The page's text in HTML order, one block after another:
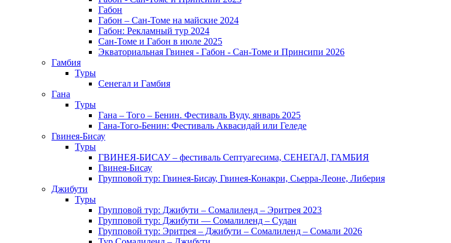
Габон
Габон – Сан-Томе на майские 2024
Габон: Рекламный тур 2024
Сан-Томе и Габон в июле 2025
Экваториальная Гвинея - Габон - Сан-Томе и Принсипи 2026
Гамбия
Туры
Сенегал и Гамбия
Гана
Туры
Гана – Того – Бенин. Фестиваль Вуду, январь 2025
Гана-Того-Бенин: Фестиваль Аквасидай или Геледе
Гвинея-Бисау
Туры
ГВИНЕЯ-БИСАУ – фестиваль Септуагесима, СЕНЕГАЛ, ГАМБИЯ
Гвинея-Бисау
Групповой тур: Гвинея-Бисау, Гвинея-Конакри, Сьерра-Леоне, Либерия
Джибути
Туры
Групповой тур: Джибути – Cомалиленд – Эритрея 2023
Групповой тур: Джибути — Сомалиленд – Судан
Групповой тур: Эритрея – Джибути – Сомалиленд – Сомали 2026